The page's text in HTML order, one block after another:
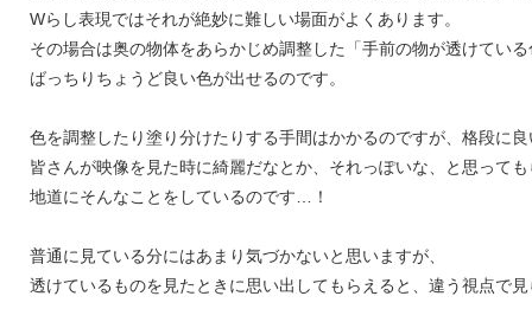
Wらし表現ではそれが絶妙に難しい場面がよくあります。
その場合は奥の物体をあらかじめ調整した「手前の物が透けてい
ばっちりちょうど良い色が出せるのです。
色を調整したり塗り分けたりする手間はかかるのですが、格段に
皆さんが映像を見た時に綺麗だなとか、それっぽいな、と思って
地道にそんなことをしているのです…！
普通に見ている分にはあまり気づかないと思いますが、
透けているものを見たときに思い出してもらえると、違う視点で